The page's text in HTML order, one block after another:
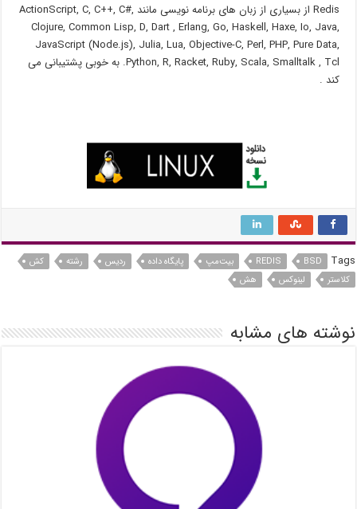
Redis از بسیاری از زبان های برنامه نویسی مانند ActionScript, C, C++, C#,
Clojure, Common Lisp, D, Dart , Erlang, Go, Haskell, Haxe, Io, Java,
JavaScript (Node.js), Julia, Lua, Objective-C, Perl, PHP, Pure Data,
Python, R, Racket, Ruby, Scala, Smalltalk , Tcl. به خوبی پشتیبانی می
کند .
Tags
BSD
REDIS بیت‌مپ پایگاه داده ردیس رشته
کش
کلاستر
لینوکس هش
نوشته های مشابه